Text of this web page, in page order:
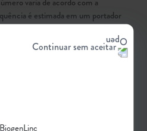
Continuar sem aceitar
é estimada em um portador